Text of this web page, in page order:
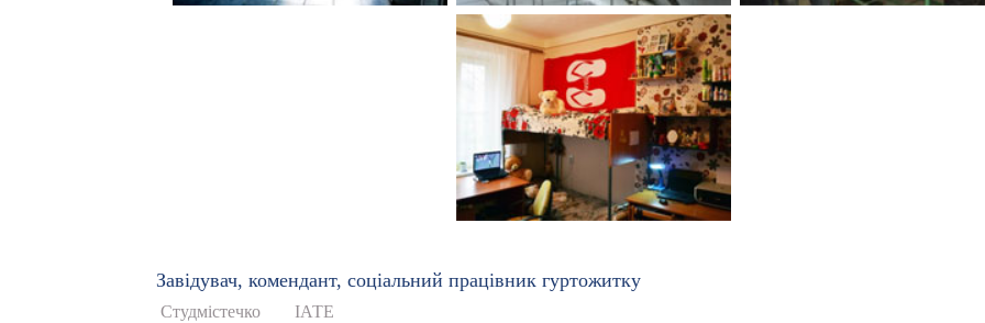
Завідувач, комендант, соціальний працівник гуртожитку
Студмістечко
ІАТЕ